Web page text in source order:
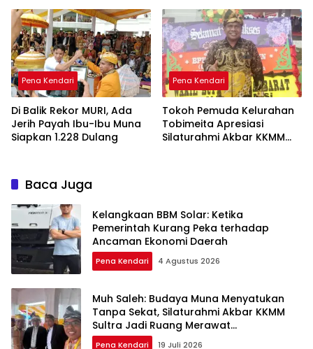
Pena Kendari
Di Balik Rekor MURI, Ada
Jerih Payah Ibu-Ibu Muna
Siapkan 1.228 Dulang
Pena Kendari
Tokoh Pemuda Kelurahan
Tobimeita Apresiasi
Silaturahmi Akbar KKMM
Baca Juga
Kelangkaan BBM Solar: Ketika
Pemerintah Kurang Peka terhadap
Ancaman Ekonomi Daerah
Pena Kendari 4 Agustus 2026
Muh Saleh: Budaya Muna Menyatukan
Tanpa Sekat, Silaturahmi Akbar KKMM
Sultra Jadi Ruang Merawat
Persaudaraan
Pena Kendari 19 Juli 2026